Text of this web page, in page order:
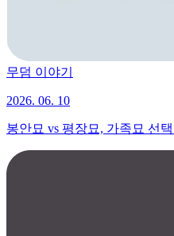
무덤 이야기
2026. 06. 10
봉안묘 vs 평장묘, 가족묘 선